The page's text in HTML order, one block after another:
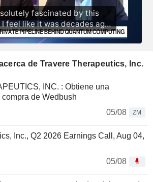
de Travere Therapeutics, Inc.
INC. : Obtiene una
de Wedbush
05/08
ZM
Inc., Q2 2026 Earnings Call, Aug 04,
05/08